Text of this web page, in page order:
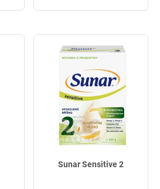
Sunar Sensitive 2